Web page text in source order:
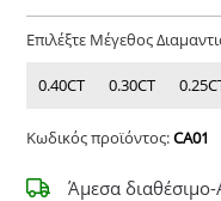
Επιλέξτε Μέγεθος
0.40CT 0.30CT
Κωδικός προϊόντος:CA01
Άμεσα